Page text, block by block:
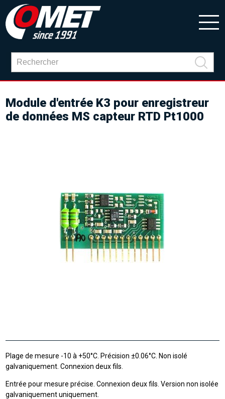
Module d'entrée K3 pour enregistreur
de données MS capteur RTD Pt1000
Plage de mesure -10 à +50°C. Précision ±0.06°C. Non isolé
galvaniquement. Connexion deux fils.
Entrée pour mesure précise. Connexion deux fils. Version non isolée
galvaniquement uniquement.